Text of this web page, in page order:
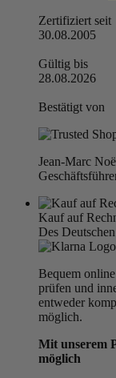
Zertifiziert seit
30.08.2005
Gültig bis
28.08.2026
Bestätigt von
Jean-Marc
Kauf auf
Des
Bequem
prüfen und
entweder
möglich.
Mit unserem
möglich